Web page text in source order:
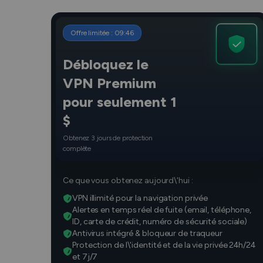
Offre limitée : 09:45
Débloquez le
VPN Premium
pour seulement 1
$
Obtenez 3 jours de protection
complète
Ce que vous obtenez aujourd\'hui :
VPN illimité pour la navigation privée
Alertes en temps réel de fuite (email, téléphone,
ID, carte de crédit, numéro de sécurité sociale)
Antivirus intégré & bloqueur de traqueur
Protection de l\'identité et de la vie privée 24h/24
et 7j/7